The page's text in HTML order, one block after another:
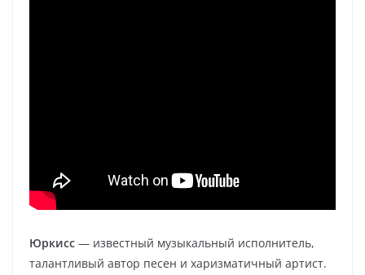
Юркисс — известный музыкальный исполнитель,
талантливый автор песен и харизматичный артист.